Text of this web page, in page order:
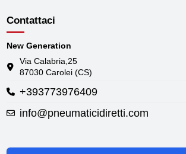
Contattaci
New Generation
Via Calabria,25
87030 Carolei (CS)
+393773976409
info@pneumaticidiretti.com